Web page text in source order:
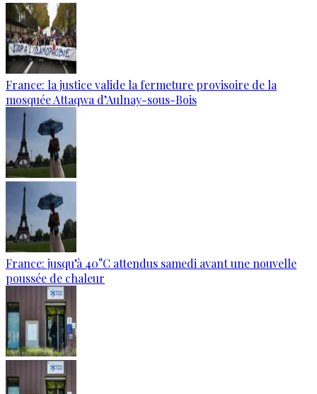
France: la justice valide la fermeture provisoire de la
mosquée Attaqwa d’Aulnay-sous-Bois
France: jusqu’à 40°C attendus samedi avant une nouvelle
poussée de chaleur